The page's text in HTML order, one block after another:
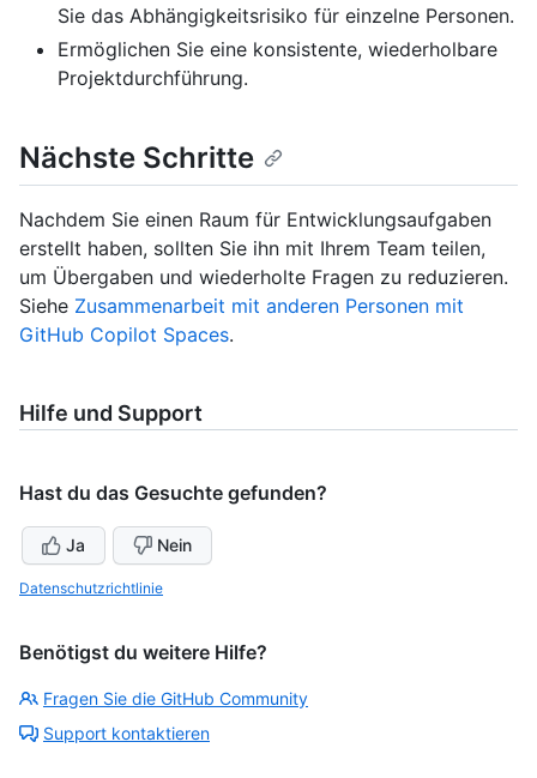
Sie das Abhängigkeitsrisiko für einzelne Personen.
Ermöglichen Sie eine konsistente, wiederholbare
Projektdurchführung.
Nächste Schritte
Nachdem Sie einen Raum für Entwicklungsaufgaben
erstellt haben, sollten Sie ihn mit Ihrem Team teilen,
um Übergaben und wiederholte Fragen zu reduzieren.
Siehe Zusammenarbeit mit anderen Personen mit
GitHub Copilot Spaces.
Hilfe und Support
Hast du das Gesuchte gefunden?
Ja Nein
Datenschutzrichtlinie
Benötigst du weitere Hilfe?
Fragen Sie die GitHub Community
Support kontaktieren